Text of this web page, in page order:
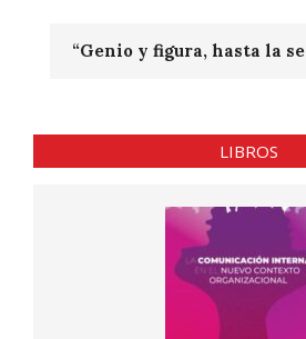
“Genio y figura, hasta la
LIBROS